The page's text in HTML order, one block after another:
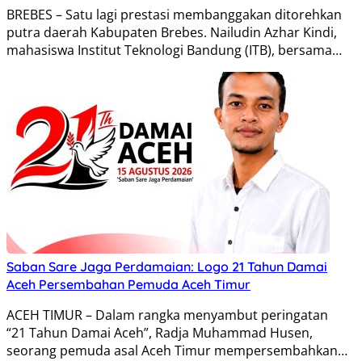
BREBES – Satu lagi prestasi membanggakan ditorehkan
putra daerah Kabupaten Brebes. Nailudin Azhar Kindi,
mahasiswa Institut Teknologi Bandung (ITB), bersama…
Saban Sare Jaga Perdamaian: Logo 21 Tahun Damai
Aceh Persembahan Pemuda Aceh Timur
ACEH TIMUR – Dalam rangka menyambut peringatan
“21 Tahun Damai Aceh”, Radja Muhammad Husen,
seorang pemuda asal Aceh Timur mempersembahkan…